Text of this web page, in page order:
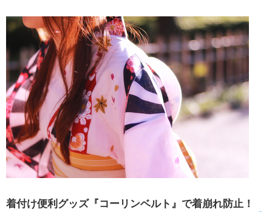
着付け便利グッズ『コーリンベルト』で着崩れ防止！